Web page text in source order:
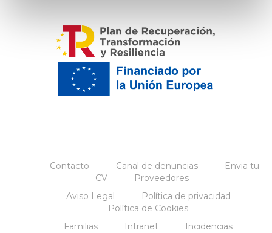
Contacto Canal de denuncias
Envia tu
CV
Proveedores
Aviso Legal
Política de privacidad
Política de Cookies
Familias
Intranet
Incidencias